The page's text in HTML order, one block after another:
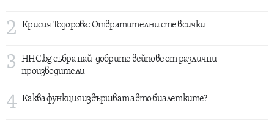
2
Крисия Тодорова: Отвратителни сте всички
3
HHC.bg събра най-добрите вейпове от различни
производители
4 Каква функция извършват авто биалетките?